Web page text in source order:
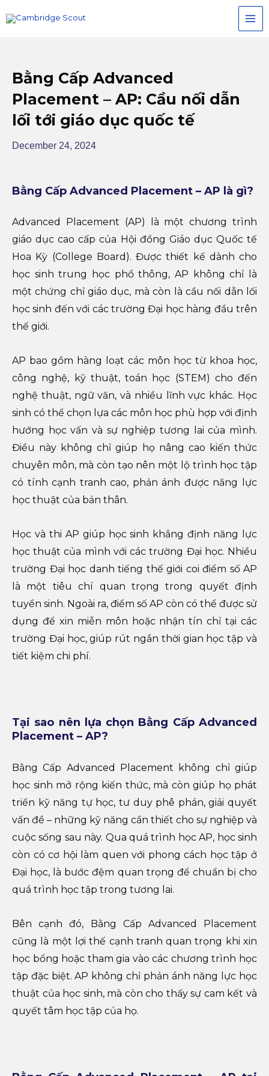
to
Bằng Cấp Advanced
Placement – AP: Cầu nối dẫn
lối tới giáo dục quốc tế
December 24, 2024
Bằng Cấp Advanced Placement – AP là gì?
Advanced Placement (AP) là một chương trình
giáo dục cao cấp của Hội đồng Giáo dục Quốc tế
Hoa Kỳ (College Board). Được thiết kế dành cho
học sinh trung học phổ thông, AP không chỉ là
một chứng chỉ giáo dục, mà còn là cầu nối dẫn lối
học sinh đến với các trường Đại học hàng đầu trên
thế giới.
AP bao gồm hàng loạt các môn học từ khoa học,
công nghệ, kỹ thuật, toán học (STEM) cho đến
nghệ thuật, ngữ văn, và nhiều lĩnh vực khác. Học
sinh có thể chọn lựa các môn học phù hợp với định
hướng học vấn và sự nghiệp tương lai của mình.
Điều này không chỉ giúp họ nâng cao kiến thức
chuyên môn, mà còn tạo nên một lộ trình học tập
có tính cạnh tranh cao, phản ánh được năng lực
học thuật của bản thân.
Học và thi AP giúp học sinh khẳng định năng lực
học thuật của mình với các trường Đại học. Nhiều
trường Đại học danh tiếng thế giới coi điểm số AP
là một tiêu chí quan trọng trong quyết định
tuyển sinh. Ngoài ra, điểm số AP còn có thể được sử
dụng để xin miễn môn hoặc nhận tín chỉ tại các
trường Đại học, giúp rút ngắn thời gian học tập và
tiết kiệm chi phí.
Tại sao nên lựa chọn Bằng Cấp Advanced
Placement – AP?
Bằng Cấp Advanced Placement không chỉ giúp
học sinh mở rộng kiến thức, mà còn giúp họ phát
triển kỹ năng tự học, tư duy phê phán, giải quyết
vấn đề – những kỹ năng cần thiết cho sự nghiệp và
cuộc sống sau này. Qua quá trình học AP, học sinh
còn có cơ hội làm quen với phong cách học tập ở
Đại học, là bước đệm quan trọng để chuẩn bị cho
quá trình học tập trong tương lai.
Bên cạnh đó, Bằng Cấp Advanced Placement
cũng là một lợi thế cạnh tranh quan trọng khi xin
học bổng hoặc tham gia vào các chương trình học
tập đặc biệt. AP không chỉ phản ánh năng lực học
thuật của học sinh, mà còn cho thấy sự cam kết và
quyết tâm học tập của họ.